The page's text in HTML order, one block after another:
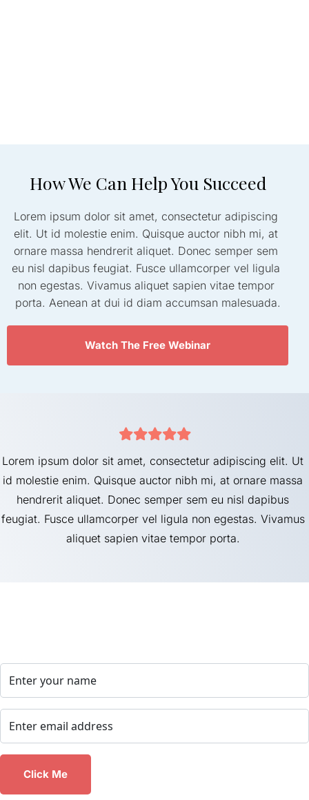
How We Can Help You Succeed
Lorem ipsum dolor sit amet, consectetur adipiscing
elit. Ut id molestie enim. Quisque auctor nibh mi, at
ornare massa hendrerit aliquet. Donec semper sem
eu nisl dapibus feugiat. Fusce ullamcorper vel ligula
non egestas. Vivamus aliquet sapien vitae tempor
porta. Aenean at dui id diam accumsan malesuada.
Lorem ipsum dolor sit amet, consectetur adipiscing elit. Ut
id molestie enim. Quisque auctor nibh mi, at ornare massa
hendrerit aliquet. Donec semper sem eu nisl dapibus
feugiat. Fusce ullamcorper vel ligula non egestas. Vivamus
aliquet sapien vitae tempor porta.